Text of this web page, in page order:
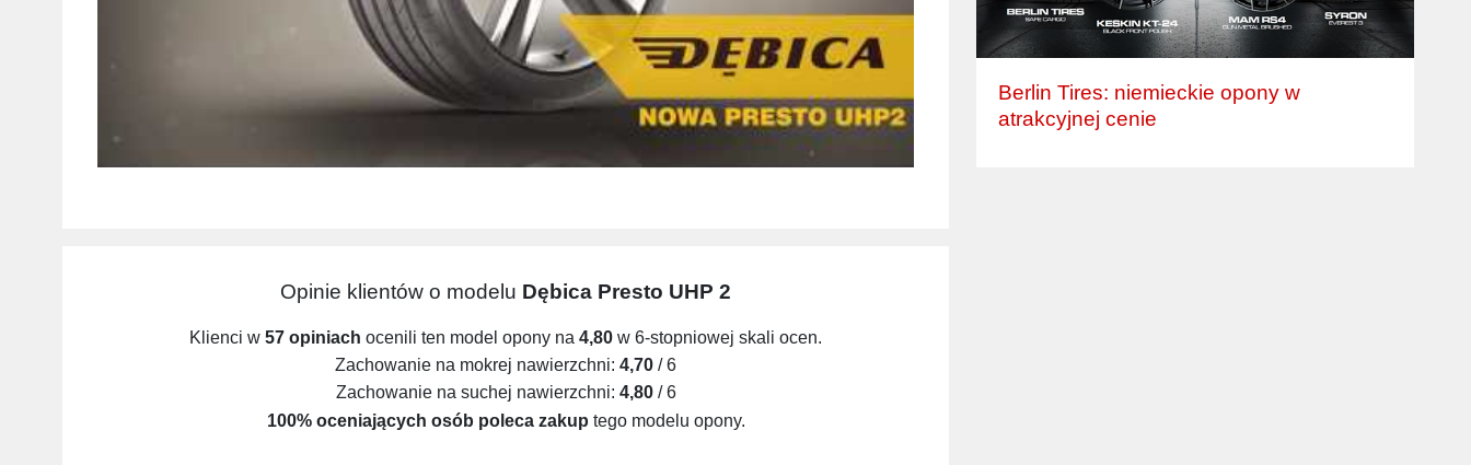
Opinie klientów o modelu Dębica Presto UHP 2
Klienci w 57 opiniach ocenili ten model opony na 4,80 w 6-stopniowej skali ocen.
Zachowanie na mokrej nawierzchni: 4,70 / 6
Zachowanie na suchej nawierzchni: 4,80/ 6
100% oceniających osób poleca zakup tego modelu opony.
Berlin Tires: niemieckie opony w
atrakcyjnej cenie